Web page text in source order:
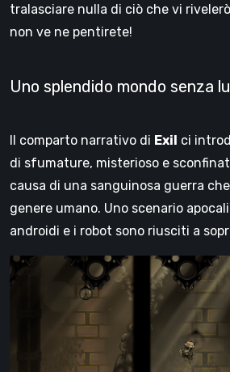
tralasciare nulla di ciò che vi
non ve ne pentirete!
Uno splendido mondo senza
Il comparto narrativo di Exil ci
di sfumature, misterioso e
causa di una sanguinosa guerra
genere umano. Uno scenario
androidi e i robot sono riusciti a